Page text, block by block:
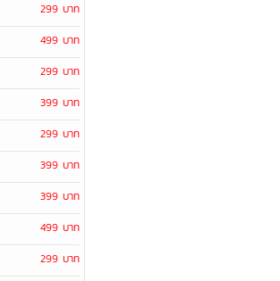
299 บาท
499 บาท
299 บาท
399 บาท
299 บาท
399 บาท
399 บาท
499 บาท
299 บาท